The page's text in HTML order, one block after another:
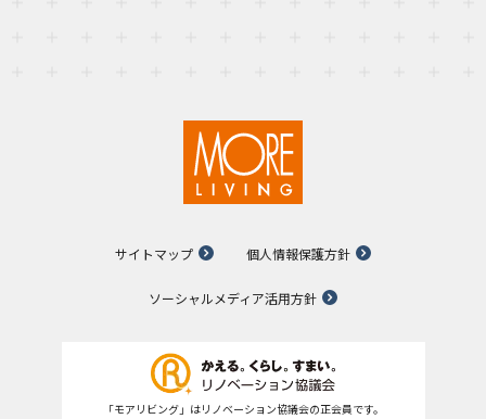
サイトマップ 個人情報保護方針
ソーシャルメディア活用方針
「モアリビング」はリノベーション協議会の正会員です。